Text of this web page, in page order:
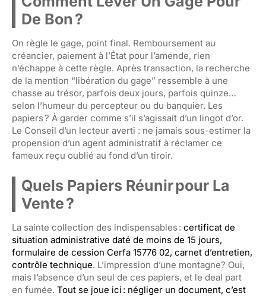
De Bon ?
On règle le gage, point final. Remboursement au
créancier, paiement à l’État pour l’amende, rien
n’échappe à cette règle. Après transaction, la recherche
de la mention “libération du gage” ressemble à une
chasse au trésor, parfois deux jours, parfois quinze…
selon l’humeur du percepteur ou du banquier. Les
papiers ? À garder comme s’il s’agissait d’un lingot d’or.
Le Conseil d’un lecteur averti : ne jamais sous-estimer la
propension d’un agent administratif à réclamer ce
fameux reçu oublié au fond d’un tiroir.
Quels Papiers Réunir Pour La
Vente ?
La sainte collection des indispensables : certificat de
situation administrative daté de moins de 15 jours,
formulaire de cession Cerfa 15776 02, carnet d’entretien,
contrôle technique. L’impression d’une montagne? Oui,
mais l’absence d’un seul de ces papiers, et le deal part
en fumée. Tout se joue ici : négliger un document, c’est